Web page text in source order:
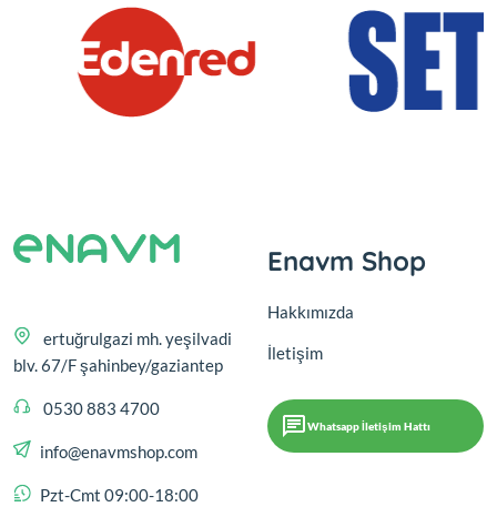
ertuğrulgazi mh. yeşilvadi
blv. 67/F şahinbey/gaziantep
0530 883 4700
info@enavmshop.com
Pzt-Cmt 09:00-18:00
Enavm Shop
Hakkımızda
İletişim
Whatsapp İletişim Hattı